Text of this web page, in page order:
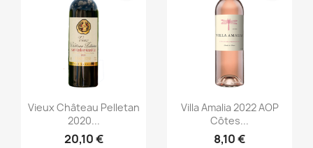
Aperçu rapide
Vieux Château Pelletan
2020...
20,10 €
 Aperçu rapide
Villa Amalia 2022 AOP
Côtes...
8,10 €